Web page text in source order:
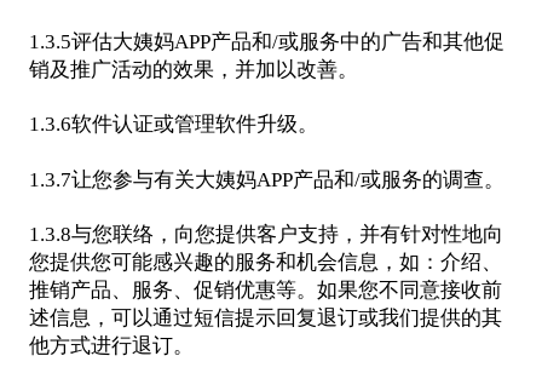
1.3.5评估大姨妈APP产品和/或服务中的广告和其他促
销及推广活动的效果，并加以改善。
1.3.6软件认证或管理软件升级。
1.3.7让您参与有关大姨妈APP产品和/或服务的调查。
1.3.8与您联络，向您提供客户支持，并有针对性地向
您提供您可能感兴趣的服务和机会信息，如：介绍、
推销产品、服务、促销优惠等。如果您不同意接收前
述信息，可以通过短信提示回复退订或我们提供的其
他方式进行退订。